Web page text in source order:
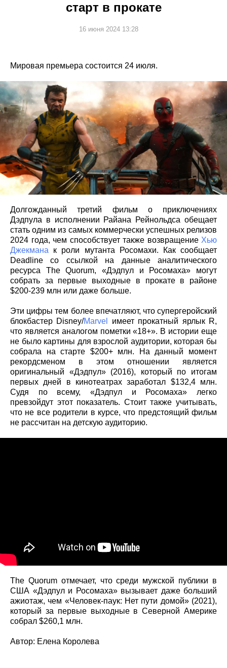
старт в прокате
16 июня 2024 13:28
Мировая премьера состоится 24 июля.
Долгожданный третий фильм о приключениях
Дэдпула в исполнении Райана Рейнольдса обещает
стать одним из самых коммерчески успешных релизов
2024 года, чем способствует также возвращение Хью
Джекмана к роли мутанта Росомахи. Как сообщает
Deadline со ссылкой на данные аналитического
ресурса The Quorum, «Дэдпул и Росомаха» могут
собрать за первые выходные в прокате в районе
$200-239 млн или даже больше.
Эти цифры тем более впечатляют, что супергеройский
блокбастер Disney/Marvel
имеет прокатный ярлык R,
что является аналогом пометки «18+». В истории еще
не было картины для взрослой аудитории, которая бы
собрала на старте $200+ млн. На данный момент
рекордсменом в этом отношении является
оригинальный «Дэдпул» (2016), который по итогам
первых дней в кинотеатрах заработал $132,4 млн.
Судя по всему, «Дэдпул и Росомаха» легко
превзойдут этот показатель. Стоит также учитывать,
что не все родители в курсе, что предстоящий фильм
не рассчитан на детскую аудиторию.
The Quorum отмечает, что среди мужской публики в
США «Дэдпул и Росомаха» вызывает даже больший
ажиотаж, чем «Человек-паук: Нет пути домой» (2021),
который за первые выходные в Северной Америке
собрал $260,1 млн.
Автор: Елена Королева